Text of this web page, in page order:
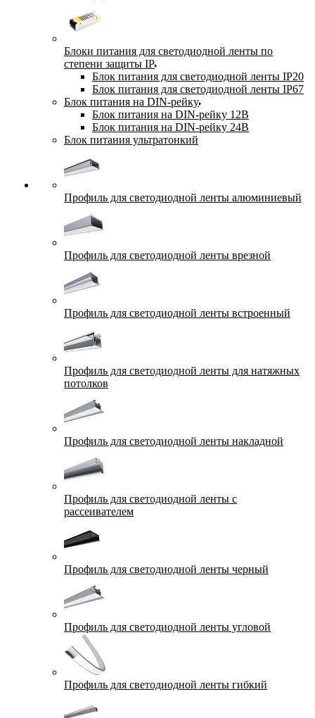
Блоки питания для светодиодной ленты по
степени защиты IP
Блок питания для светодиодной ленты IP20
Блок питания для светодиодной ленты IP67
Блок питания на DIN-рейку
Блок питания на DIN-рейку 12В
Блок питания на DIN-рейку 24В
Блок питания ультратонкий
Профиль для светодиодной ленты алюминиевый
Профиль для светодиодной ленты врезной
Профиль для светодиодной ленты встроенный
Профиль для светодиодной ленты для натяжных
потолков
Профиль для светодиодной ленты накладной
Профиль для светодиодной ленты с
рассеивателем
Профиль для светодиодной ленты черный
Профиль для светодиодной ленты угловой
Профиль для светодиодной ленты гибкий